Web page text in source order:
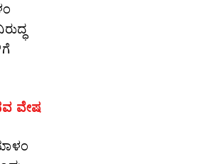
ವೇಷ